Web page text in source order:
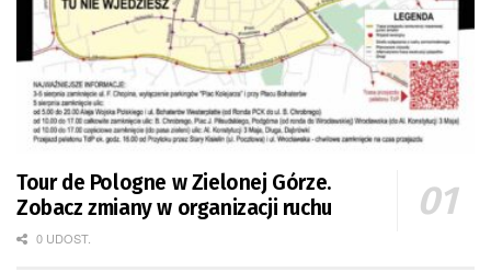
Tour de Pologne w Zielonej Górze.
Zobacz zmiany w organizacji ruchu
0 UDOST.